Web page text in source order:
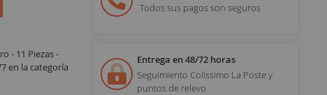
- 11 Piezas -
en la categoría
Todos sus pagos son seguros
Entrega en 48/72 horas
Seguimiento Colissimo La Poste y
puntos de relevo